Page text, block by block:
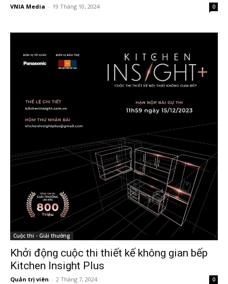
VNIA Media - 19 Tháng 10, 2024 0
Cuộc thi - Giải thưởng
Khởi động cuộc thi thiết kế không gian bếp
Kitchen Insight Plus
Quản trị viên - 2 Tháng 7, 2024 0